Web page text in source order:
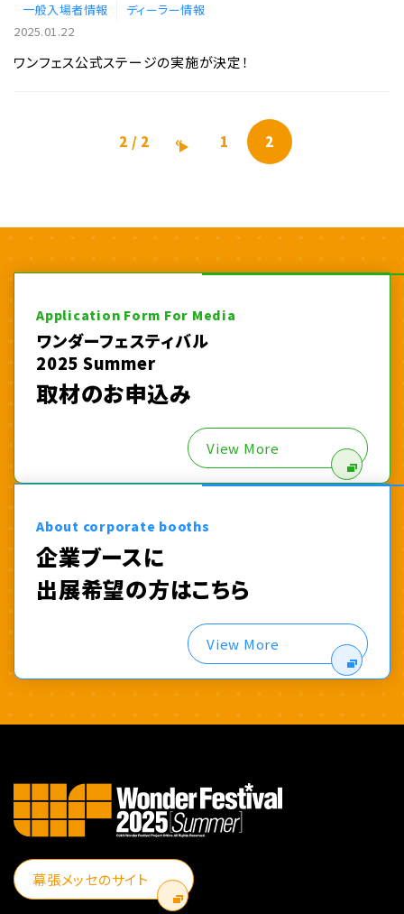
一般入場者情報
ディーラー情報
2025.01.22
ワンフェス公式ステージの実施が決定！
2 / 2 « 1 2
Application Form For Media
ワンダーフェスティバル
2025 Summer
取材のお申込み
View More
About corporate booths
企業ブースに
出展希望の方はこちら
View More
幕張メッセのサイト